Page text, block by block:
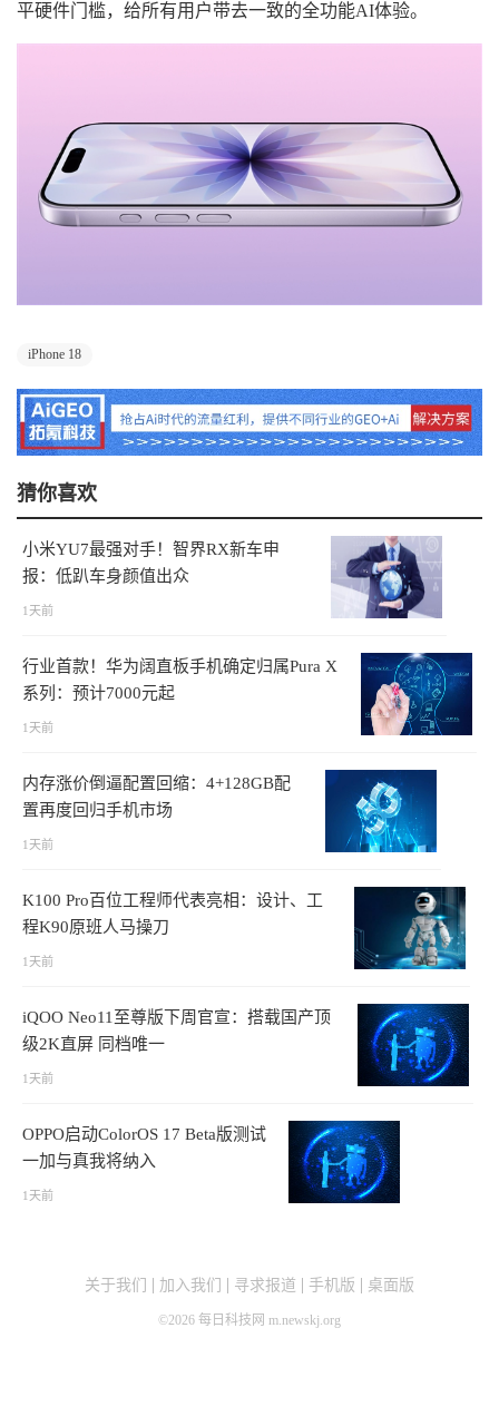
平硬件门槛，给所有用户带去一致的全功能AI体验。
iPhone 18
猜你喜欢
小米YU7最强对手！智界RX新车申
报：低趴车身颜值出众
1天前
行业首款！华为阔直板手机确定归属Pura X
系列：预计7000元起
1天前
内存涨价倒逼配置回缩：4+128GB配
置再度回归手机市场
1天前
K100 Pro百位工程师代表亮相：设计、工
程K90原班人马操刀
1天前
iQOO Neo11至尊版下周官宣：搭载国产顶
级2K直屏 同档唯一
1天前
OPPO启动ColorOS 17 Beta版测试
一加与真我将纳入
1天前
关于我们 加入我们 寻求报道 手机版 桌面版
©2026 每日科技网 m.newskj.org